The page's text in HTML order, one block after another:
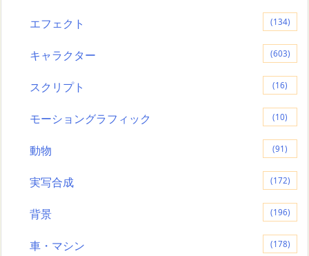
エフェクト (134)
キャラクター (603)
スクリプト (16)
モーショングラフィック (10)
動物 (91)
実写合成 (172)
背景 (196)
車・マシン (178)